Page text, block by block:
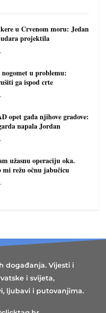
u Crvenom moru: Jedan
udara projektila
u problemu:
ga ispod crte
opet gađa njihove gradove:
napala Jordan
užasnu operaciju oka.
mi režu očnu jabučicu
događanja. Vijesti i
i svijeta,
ljubavi i putovanjima.